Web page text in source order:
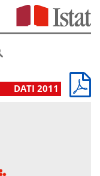
DATI 2011